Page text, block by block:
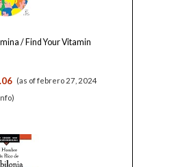
/ Find Your Vitamin
(as of febrero 27, 2024
)